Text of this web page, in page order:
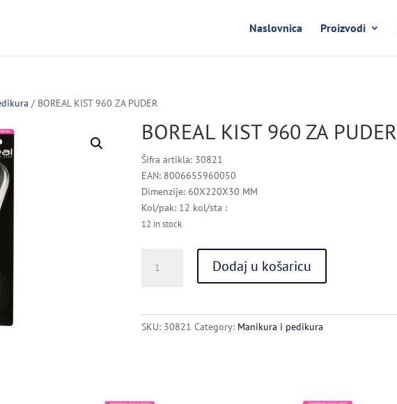
Naslovnica Proizvodi
/ BOREAL KIST 960 ZA PUDER
BOREAL KIST 960 ZA PUDER
Šifra artikla: 30821
EAN: 8006655960050
Dimenzije: 60X220X30 MM
Kol/pak: 12 kol/sta :
12 in stock
KIST
Dodaj u košaricu
SKU: 30821 Category: Manikura i pedikura